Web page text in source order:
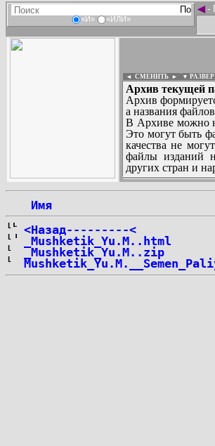
«И» «ИЛИ»
◄-
◄ СМЕНИТЬ ► ▼
Архив текущей
Архив
а названия
В Архиве можно
Это могут быть
качества не
файлы изданий
других стран и
Имя
<Назад---------<
_Mushketik_Yu.M..html
_Mushketik_Yu.M..zip